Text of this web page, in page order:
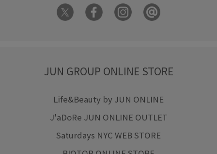
JUN GROUP ONLINE STORE
Life&Beauty by JUN ONLINE
J'aDoRe JUN ONLINE OUTLET
Saturdays NYC WEB STORE